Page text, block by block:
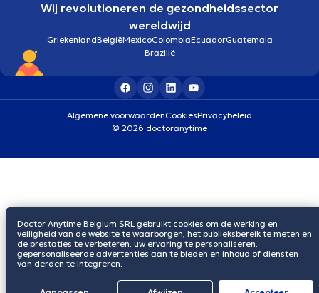
Wij revolutioneren de gezondheidssector
wereldwijd
GriekenlandBelgiëMexicoColombiaEcuadorGuatemala
Brazilië
Algemene voorwaardenCookiesPrivacybeleid
© 2026 doctoranytime
Doctor Anytime Belgium SRL gebruikt cookies om de werking en
veiligheid van de website te waarborgen, het publieksbereik te meten en
de prestaties te verbeteren, uw ervaring te personaliseren,
gepersonaliseerde advertenties aan te bieden en inhoud of diensten
van derden te integreren.